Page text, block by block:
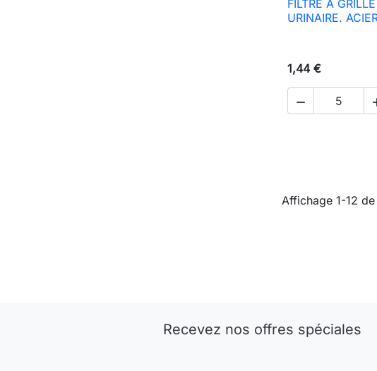

FILTRE À
URINAIRE.
1,44 €

Affichage 1-12
Recevez nos offres spéciales